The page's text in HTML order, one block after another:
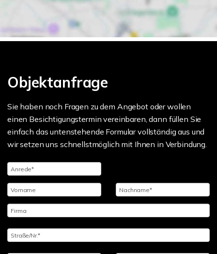
Objektanfrage
Sie haben noch Fragen zu dem Angebot oder wollen
einen Besichtigungstermin vereinbaren, dann füllen Sie
einfach das untenstehende Formular vollständig aus und
wir setzen uns schnellstmöglich mit Ihnen in Verbindung.